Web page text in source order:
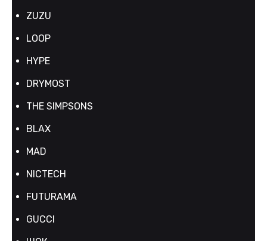
ZUZU
LOOP
HYPE
DRYMOST
THE SIMPSONS
BLAX
MAD
NICTECH
FUTURAMA
GUCCI